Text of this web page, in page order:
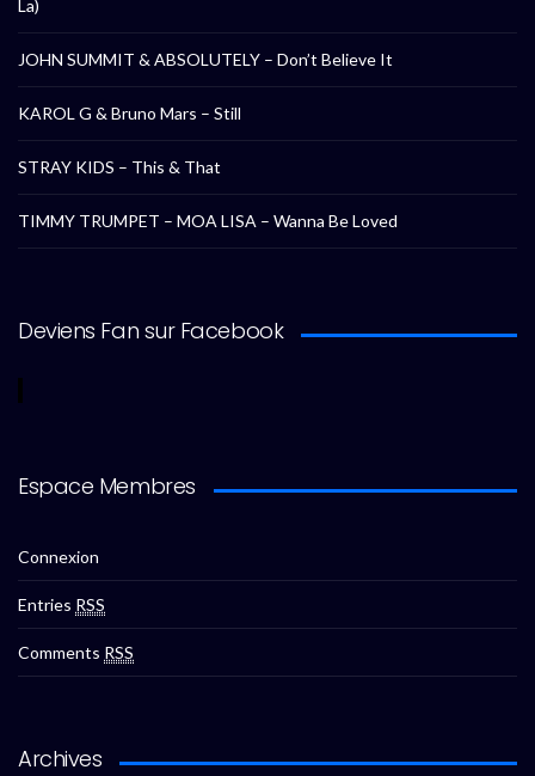
La)
JOHN SUMMIT & ABSOLUTELY – Don’t Believe It
KAROL G & Bruno Mars – Still
STRAY KIDS – This & That
TIMMY TRUMPET – MOA LISA – Wanna Be Loved
Deviens Fan sur Facebook
Espace Membres
Connexion
Entries RSS
Comments RSS
Archives